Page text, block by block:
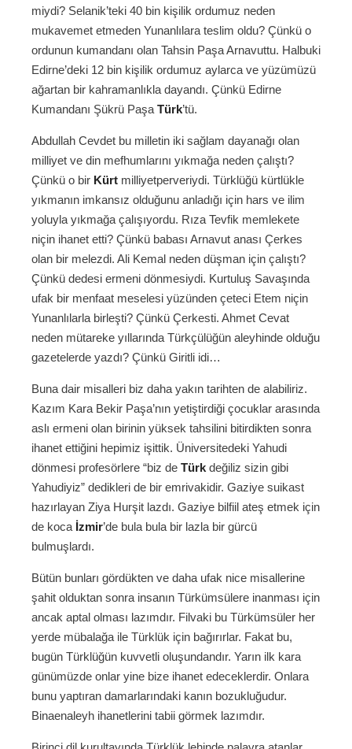
miydi? Selanik’teki 40 bin kişilik ordumuz neden
mukavemet etmeden Yunanlılara teslim oldu? Çünkü o
ordunun kumandanı olan Tahsin Paşa Arnavuttu. Halbuki
Edirne’deki 12 bin kişilik ordumuz aylarca ve yüzümüzü
ağartan bir kahramanlıkla dayandı. Çünkü Edirne
Kumandanı Şükrü Paşa Türk’tü.
Abdullah Cevdet bu milletin iki sağlam dayanağı olan
milliyet ve din mefhumlarını yıkmağa neden çalıştı?
Çünkü o bir Kürt milliyetperveriydi. Türklüğü kürtlükle
yıkmanın imkansız olduğunu anladığı için hars ve ilim
yoluyla yıkmağa çalışıyordu. Rıza Tevfik memlekete
niçin ihanet etti? Çünkü babası Arnavut anası Çerkes
olan bir melezdi. Ali Kemal neden düşman için çalıştı?
Çünkü dedesi ermeni dönmesiydi. Kurtuluş Savaşında
ufak bir menfaat meselesi yüzünden çeteci Etem niçin
Yunanlılarla birleşti? Çünkü Çerkesti. Ahmet Cevat
neden mütareke yıllarında Türkçülüğün aleyhinde olduğu
gazetelerde yazdı? Çünkü Giritli idi…
Buna dair misalleri biz daha yakın tarihten de alabiliriz.
Kazım Kara Bekir Paşa’nın yetiştirdiği çocuklar arasında
aslı ermeni olan birinin yüksek tahsilini bitirdikten sonra
ihanet ettiğini hepimiz işittik. Üniversitedeki Yahudi
dönmesi profesörlere “biz de Türk değiliz sizin gibi
Yahudiyiz” dedikleri de bir emrivakidir. Gaziye suikast
hazırlayan Ziya Hurşit lazdı. Gaziye bilfiil ateş etmek için
de koca İzmir’de bula bula bir lazla bir gürcü
bulmuşlardı.
Bütün bunları gördükten ve daha ufak nice misallerine
şahit olduktan sonra insanın Türkümsülere inanması için
ancak aptal olması lazımdır. Filvaki bu Türkümsüler her
yerde mübalağa ile Türklük için bağırırlar. Fakat bu,
bugün Türklüğün kuvvetli oluşundandır. Yarın ilk kara
günümüzde onlar yine bize ihanet edeceklerdir. Onlara
bunu yaptıran damarlarındaki kanın bozukluğudur.
Binaenaleyh ihanetlerini tabii görmek lazımdır.